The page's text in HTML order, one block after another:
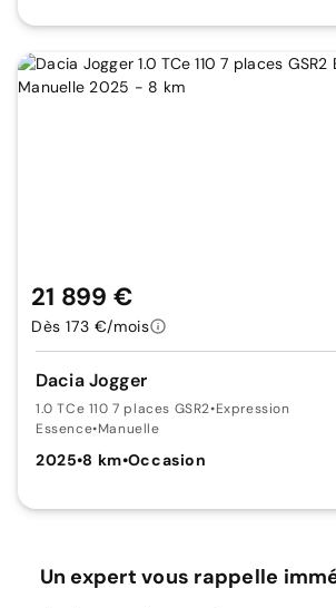
Dacia Jogger
1.0 TCe 110 7 places GSR2•Expression
Essence•Manuelle
2025•8 km•Occasion
21 899 €
Dès 173 €/mois
Un expert vous rappelle